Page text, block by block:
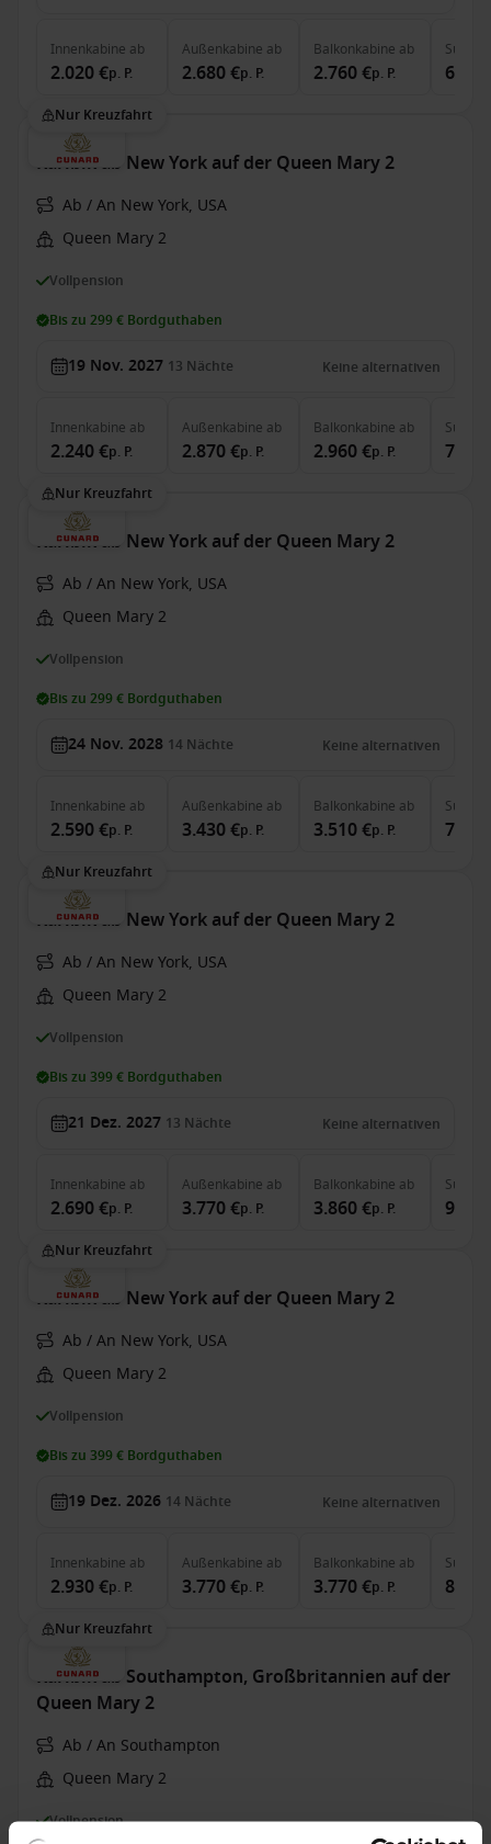
Innenkabine ab
2.020 €p. P.
Außenkabine ab
2.680 €p. P.
Balkonkabine ab
2.760 €p. P.
Suite
Nur Kreuzfahrt
Karibik ab New York auf der Queen Mary 2
Ab / An New York, USA
Queen Mary 2
Vollpension
Bis zu 299 € Bordguthaben
19 Nov. 2027 13 Nächte Keine alternativen
Innenkabine ab
2.240 €p. P.
Außenkabine ab
2.870 €p. P.
Balkonkabine ab
2.960 €p. P.
Suite
Nur Kreuzfahrt
Karibik ab New York auf der Queen Mary 2
Ab / An New York, USA
Queen Mary 2
Vollpension
Bis zu 299 € Bordguthaben
24 Nov. 2028 14 Nächte Keine alternativen
Innenkabine ab
2.590 €p. P.
Außenkabine ab
3.430 €p. P.
Balkonkabine ab
3.510 €p. P.
Suite
Nur Kreuzfahrt
Karibik ab New York auf der Queen Mary 2
Ab / An New York, USA
Queen Mary 2
Vollpension
Bis zu 399 € Bordguthaben
21 Dez. 2027 13 Nächte Keine alternativen
Innenkabine ab
2.690 €p. P.
Außenkabine ab
3.770 €p. P.
Balkonkabine ab
3.860 €p. P.
Suite
Nur Kreuzfahrt
Karibik ab New York auf der Queen Mary 2
Ab / An New York, USA
Queen Mary 2
Vollpension
Bis zu 399 € Bordguthaben
19 Dez. 2026 14 Nächte Keine alternativen
Innenkabine ab
2.930 €p. P.
Außenkabine ab
3.770 €p. P.
Balkonkabine ab
3.770 €p. P.
Suite
Nur Kreuzfahrt
Karibik ab Southampton, Großbritannien auf der
Queen Mary 2
Ab / An Southampton
Queen Mary 2
Vollpension